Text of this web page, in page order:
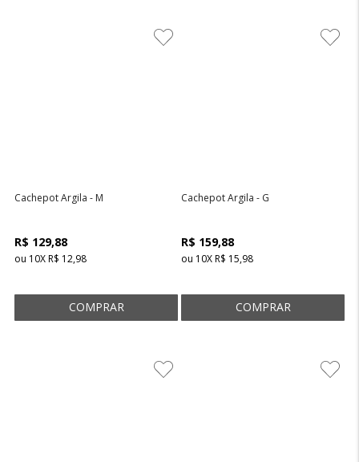
Cachepot Argila - M
R$ 129,88
ou 10XR$ 12,98
Cachepot Argila - G
R$ 159,88
ou 10XR$ 15,98